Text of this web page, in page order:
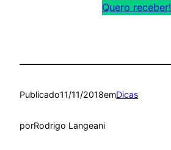
Quero receber!
Publicado11/11/2018emDicas
porRodrigo Langeani